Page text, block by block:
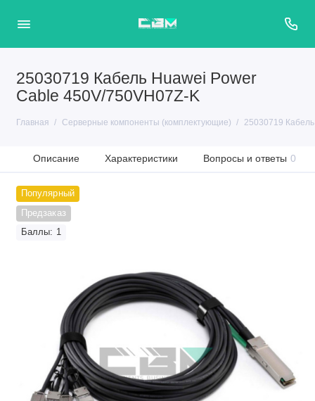
25030719 Кабель Huawei Power
Cable 450V/750VH07Z-K
Главная Серверные компоненты (комплектующие) 25030719
Описание Характеристики Вопросы и ответы 0
Популярный
Предзаказ
Баллы: 1